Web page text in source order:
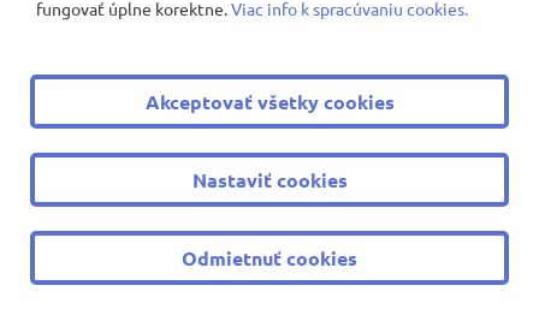
3. túra - Smolenice - Záruby - hrad Ostrý kameň
Straty a nálezy
Rozvrhy tried
fungovať úplne korektne.Viac info k spracúvaniu cookies.
Akceptovať všetky cookies
Nastaviť cookies
Odmietnuť cookies